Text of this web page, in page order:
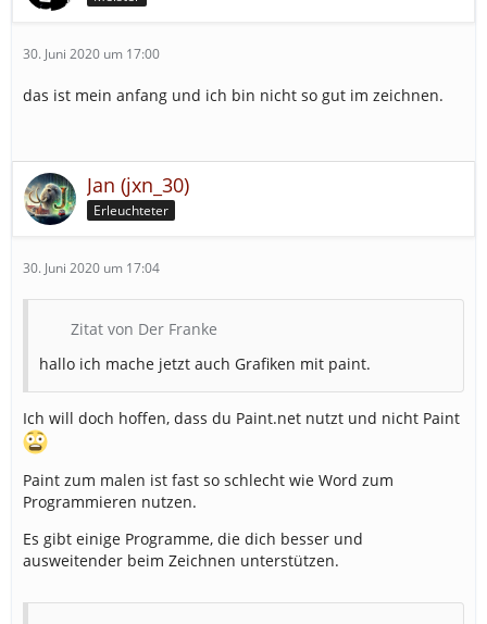
30. Juni 2020 um 17:00
das ist mein anfang und ich bin nicht so gut im zeichnen.
Jan (jxn_30)
Erleuchteter
30. Juni 2020 um 17:04
Zitat von Der Franke
hallo ich mache jetzt auch Grafiken mit paint.
Ich will doch hoffen, dass du Paint.net nutzt und nicht Paint
Paint zum malen ist fast so schlecht wie Word zum
Programmieren nutzen.
Es gibt einige Programme, die dich besser und
ausweitender beim Zeichnen unterstützen.